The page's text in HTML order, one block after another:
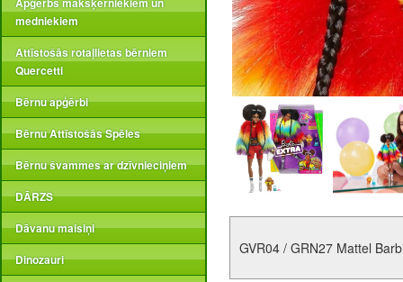
medniekiem
Attīstošās rotaļlietas bērniem
Quercetti
Bērnu apģērbi
Bērnu Attīstošās Spēles
Bērnu švammes ar dzīvnieciņiem
DĀRZS
Dāvanu maisiņi
Dinozauri
GVR04 / GRN27 Mattel